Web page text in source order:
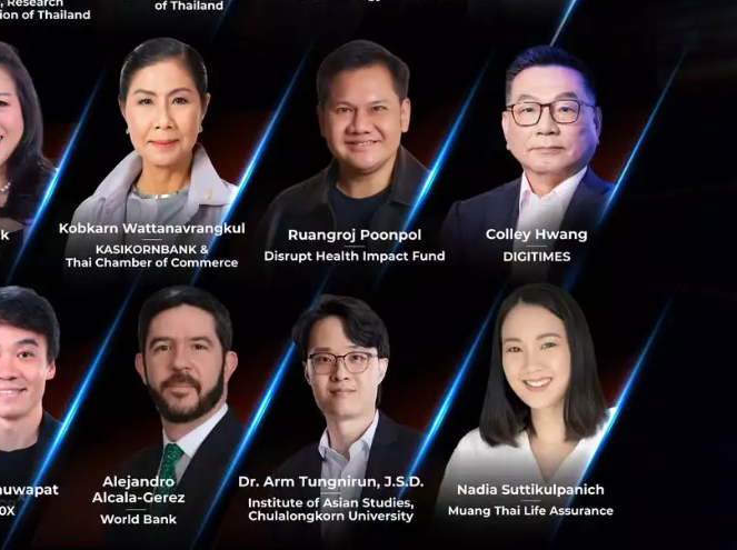
ในอาเซียนไม่แพ้กัน ซึ่งนักลงทุนต่างจับตา
ทเข้าสู่ตลาดหุ้นผ่านการ IPO เป็นรายแรกในปี
Commerce ของอินโดนีเซียที่จะเปิดขาย IPO
วของ Gojek และ Tokopedia และ Grab ที่คาด
2021
& Acquisition ของ JPMorgan ประจำ
รคมนาคมก็เป็นอีกหนึ่งม้ามืดที่โดยมีบริษัทต่าง
และพัฒนาผลตอบแทนจากการลงทุนในเครือ
Axiata และ Digi.com ซึ่งเป็นบริษัทสัญชาติ
งกลุ่มธุรกิจด้านโทรคมนาคมที่ใหญ่ที่สุดของ